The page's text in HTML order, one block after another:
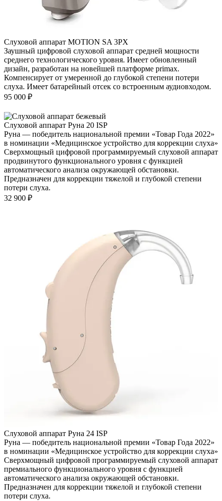
Слуховой аппарат MOTION SA 3PX
Заушный цифровой слуховой аппарат средней мощности
среднего технологического уровня. Имеет обновленный
дизайн, разработан на новейшей платформе primax.
Компенсирует от умеренной до глубокой степени потери
слуха. Имеет батарейный отсек со встроенным аудиовходом.
95 000 ₽
Слуховой аппарат Руна 20 ISP
Руна — победитель национальной премии «Товар Года 2022»
в номинации «Медицинское устройство для коррекции слуха»
Сверхмощный цифровой программируемый слуховой аппарат
продвинутого функционального уровня с функцией
автоматического анализа окружающей обстановки.
Предназначен для коррекции тяжелой и глубокой степени
потери слуха.
32 900 ₽
Слуховой аппарат Руна 24 ISP
Руна — победитель национальной премии «Товар Года 2022»
в номинации «Медицинское устройство для коррекции слуха»
Сверхмощный цифровой программируемый слуховой аппарат
премиального функционального уровня с функцией
автоматического анализа окружающей обстановки.
Предназначен для коррекции тяжелой и глубокой степени
потери слуха.